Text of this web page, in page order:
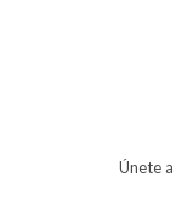
Únete a